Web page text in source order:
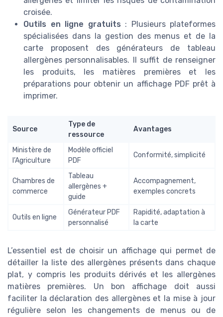
croisée.
Outils en ligne gratuits : Plusieurs plateformes
spécialisées dans la gestion des menus et de la
carte proposent des générateurs de tableau
allergènes personnalisables. Il suffit de renseigner
les produits, les matières premières et les
préparations pour obtenir un affichage PDF prêt à
imprimer.
Source
Type de
ressource
Avantages
Ministère de
l’Agriculture
Modèle officiel
PDF
Conformité, simplicité
Chambres de
commerce
Tableau
allergènes +
guide
Accompagnement,
exemples concrets
Outils en ligne
Générateur PDF
personnalisé
Rapidité, adaptation à
la carte
L’essentiel est de choisir un affichage qui permet de
détailler la liste des allergènes présents dans chaque
plat, y compris les produits dérivés et les allergènes
matières premières. Un bon affichage doit aussi
faciliter la déclaration des allergènes et la mise à jour
régulière selon les changements de menus ou de